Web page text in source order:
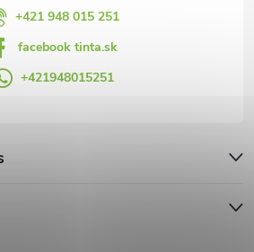
+421 948 015 251
facebook tinta.sk
+421948015251